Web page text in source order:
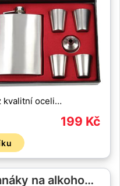
kvalitní oceli…
199 Kč
na alkoho…